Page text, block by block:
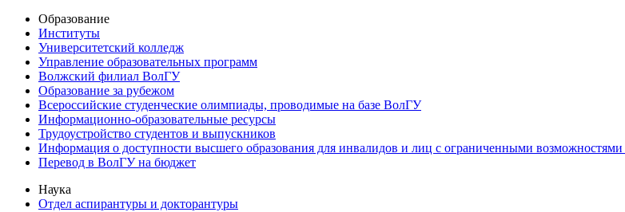
Образование
Институты
Университетский колледж
Управление образовательных программ
Волжский филиал ВолГУ
Образование за рубежом
Всероссийские студенческие олимпиады, проводимые на базе ВолГУ
Информационно-образовательные ресурсы
Трудоустройство студентов и выпускников
Информация о доступности высшего образования для инвалидов и лиц с ограниченными возможностями
Перевод в ВолГУ на бюджет
Наука
Отдел аспирантуры и докторантуры